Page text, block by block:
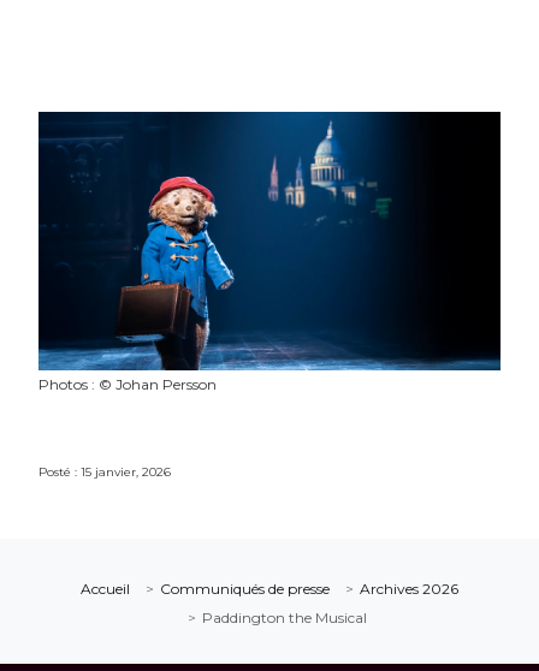
Photos : © Johan Persson
Posté : 15 janvier, 2026
Accueil Communiqués de presse
Archives 2026
Paddington the Musical